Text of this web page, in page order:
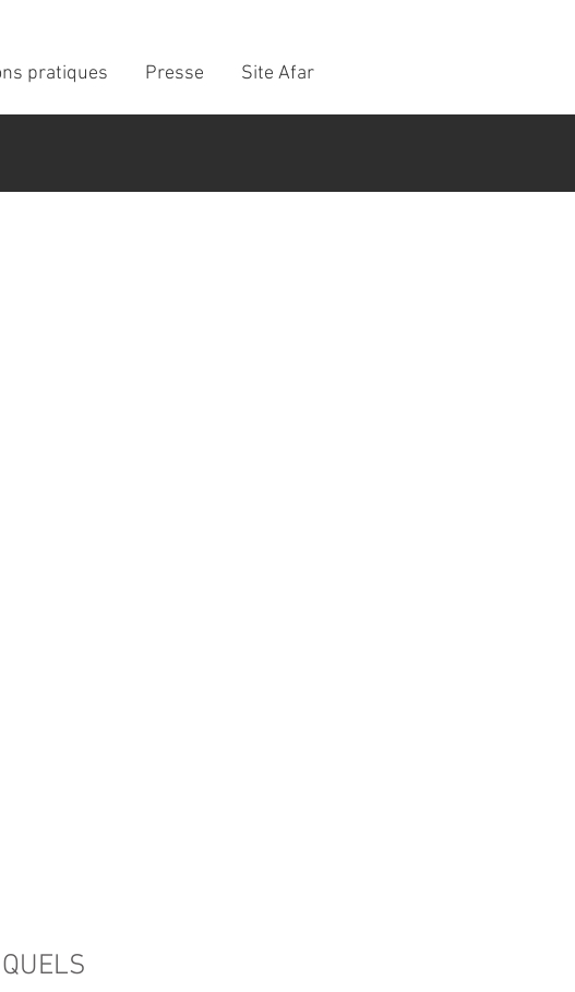
pratiques Presse Site Afar